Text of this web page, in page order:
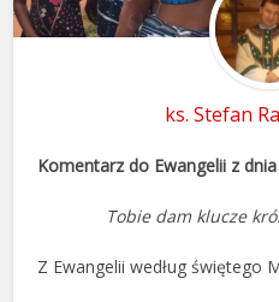
ks. Stefan
Komentarz do Ewangelii z
Tobie dam klucze
Z Ewangelii według świętego